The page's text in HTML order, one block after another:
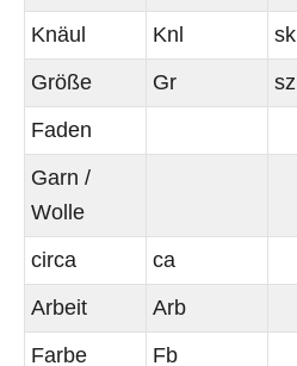
Knäul
Knl sk
Größe
Gr sz
Faden
Garn /
Wolle
circa
ca
Arbeit
Arb
Farbe
Fb